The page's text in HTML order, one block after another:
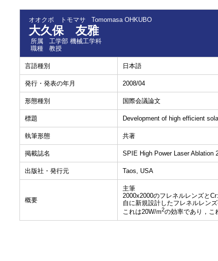
オオクボ トモマサ Tomomasa OHKUBO
大久保 友雅
所属
工学部 機械工学科
職種
教授
言語種別 日本語
発行・発表の年月 2008/04
形態種別 国際会議論文
標題 Development of high efficient
執筆形態 共著
掲載誌名 SPIE High Power Laser Ablation
出版社・発行元 Taos, USA
概要
主筆
2000x2000のフレネルレンズと
自に新規設計したフレネルレン
これは20W/m2の効率であり，こ